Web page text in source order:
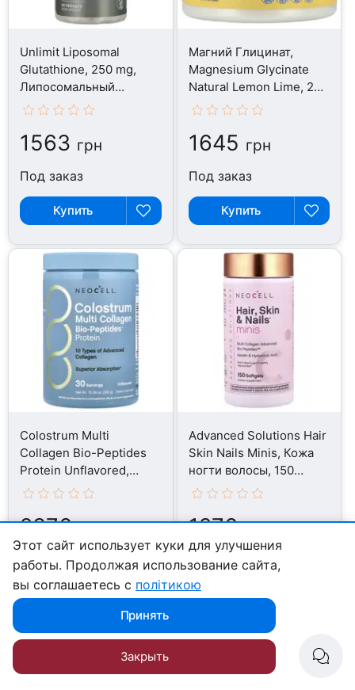
Unlimit Liposomal
Glutathione, 250 mg,
Липосомальный
Глутатион, 60 капсул
1563 грн
Под заказ
Купить
Магний Глицинат,
Magnesium Glycinate
Natural Lemon Lime, 280
г
1645 грн
Под заказ
Купить
Colostrum Multi
Collagen Bio-Peptides
Protein Unflavored,
Колострум, 300 г
2376 грн
Под заказ
Купить
Advanced Solutions Hair
Skin Nails Minis, Кожа
ногти волосы, 150
капсул
1276 грн
Под заказ
Этот сайт использует куки для улучшения
работы. Продолжая использование сайта,
вы соглашаетесь с політикою
Принять
Закрыть